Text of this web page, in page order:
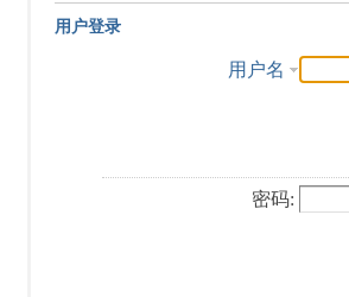
用户登录
用户名
密码: